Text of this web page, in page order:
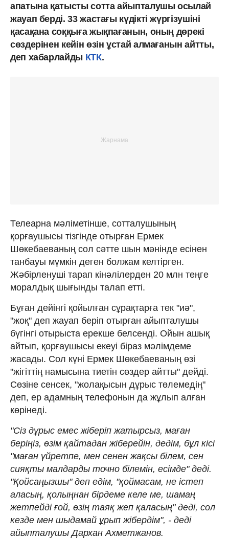
апатына қатысты сотта айыпталушы осылай
жауап берді. 33 жастағы күдікті жүргізушіні
қасақана соққыға жықпағанын, оның дөрекі
сөздерінен кейін өзін ұстай алмағанын айтты,
деп хабарлайды КТК.
Телеарна мәліметінше, сотталушының
қорғаушысы тізгінде отырған Ермек
Шөкебаеваның сол сәтте шын мәнінде есінен
танбауы мүмкін деген болжам келтірген.
Жәбірленуші тарап кінәлілерден 20 млн теңге
моралдық шығынды талап етті.
Бұған дейінгі қойылған сұрақтарға тек "иә",
"жоқ" деп жауап беріп отырған айыпталушы
бүгінгі отырыста ерекше белсенді. Ойын ашық
айтып, қорғаушысы екеуі біраз мәлімдеме
жасады. Сол күні Ермек Шөкебаеваның өзі
"жігіттің намысына тиетін сөздер айтты" дейді.
Сөзіне сенсек, "жолақысын дұрыс төлемедің"
деп, ер адамның телефонын да жұлып алған
көрінеді.
"Сіз дұрыс емес жіберіп жатырсыз, маған
беріңіз, өзім қайтадан жіберейін, дедім, бұл кісі
"маған үйретпе, мен сенен жақсы білем, сен
сияқты малдарды точно білемін, есімде" деді.
"Қойсаңызшы" деп едім, "қоймасам, не істеп
аласың, қолыңнан бірдеме келе ме, шамаң
жетпейді ғой, өзің таяқ жеп қаласың" деді, сол
кезде мен шыдамай ұрып жібердім", - деді
айыпталушы Дархан Ахметжанов.